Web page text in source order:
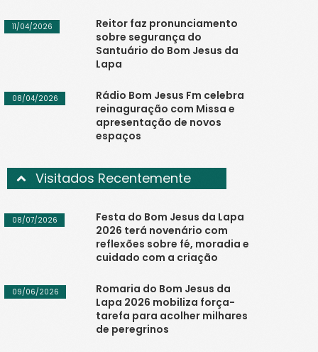
Reitor faz pronunciamento
sobre segurança do
Santuário do Bom Jesus da
Lapa
11/04/2026
Rádio Bom Jesus Fm celebra
reinaguração com Missa e
apresentação de novos
espaços
08/04/2026
Visitados Recentemente
Festa do Bom Jesus da Lapa
2026 terá novenário com
reflexões sobre fé, moradia e
cuidado com a criação
08/07/2026
Romaria do Bom Jesus da
Lapa 2026 mobiliza força-
tarefa para acolher milhares
de peregrinos
09/06/2026